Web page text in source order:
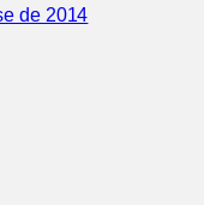
de 2014